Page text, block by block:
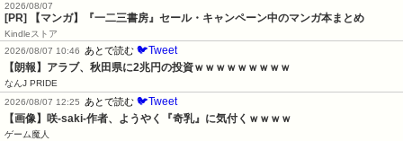
2026/08/07
[PR] 【マンガ】『一二三書房』セール・キャンペーン中のマンガ本まとめ
Kindleストア
2026/08/07 10:46
あとで読む 🐦Tweet
【朗報】アラブ、秋田県に2兆円の投資ｗｗｗｗｗｗｗｗｗ
なんJ PRIDE
2026/08/07 12:25
あとで読む 🐦Tweet
【画像】咲-saki-作者、ようやく『奇乳』に気付くｗｗｗｗ
ゲーム魔人